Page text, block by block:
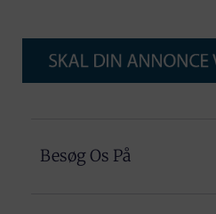
Besøg Os På